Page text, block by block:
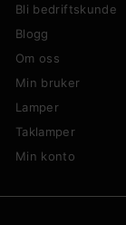
Bli bedriftskunde
Blogg
Om oss
Min bruker
Lamper
Taklamper
Min konto